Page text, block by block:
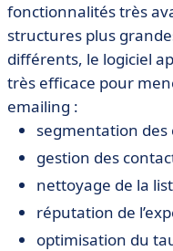
fonctionnalités très
structures plus
différents, le logiciel
très efficace pour
emailing :
segmentation des
gestion des
nettoyage de la
réputation de
optimisation du